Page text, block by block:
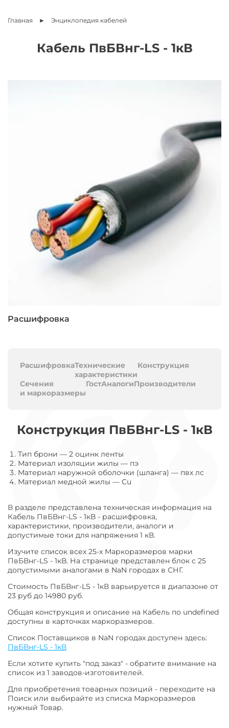
Главная Энциклопедия кабелей
Кабель ПвБВнг-LS - 1кВ
Расшифровка
РасшифровкаТехнические
характеристики
Конструкция
Сечения
и маркоразмеры
ГостАналогиПроизводители
Конструкция ПвБВнг-LS - 1кВ
Тип брони — 2 оцинк ленты
Материал изоляции жилы — пэ
Материал наружной оболочки (шланга) — пвх лс
Материал медной жилы — Cu
В разделе представлена техническая информация на
Кабель ПвБВнг-LS - 1кВ - расшифровка,
характеристики, производители, аналоги и
допустимые токи для напряжения 1 кВ.
Изучите список всех 25-х Маркоразмеров марки
ПвБВнг-LS - 1кВ. На странице представлен блок с 25
допустимыми аналогами в NaN городах в СНГ.
Стоимость ПвБВнг-LS - 1кВ варьируется в диапазоне от
23 руб до 14980 руб.
Общая конструкция и описание на Кабель по undefined
доступны в карточках маркоразмеров.
Список Поставщиков в NaN городах доступен здесь:
ПвБВнг-LS - 1кВ
Если хотите купить "под заказ" - обратите внимание на
список из 1 заводов-изготовителей.
Для приобретения товарных позиций - переходите на
Поиск или выбирайте из списка Маркоразмеров
нужный Товар.